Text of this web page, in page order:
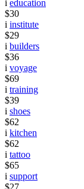
i education
$30
i institute
$29
i builders
$36
i voyage
$69
i training
$39
i shoes
$62
i kitchen
$62
i tattoo
$65
i support